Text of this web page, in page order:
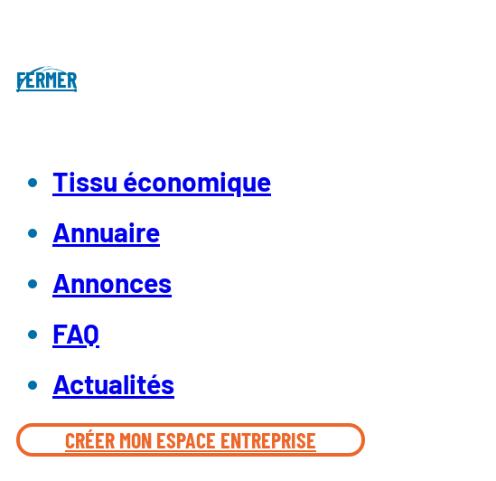
FERMER
Tissu économique
Annuaire
Annonces
FAQ
Actualités
CRÉER MON ESPACE ENTREPRISE